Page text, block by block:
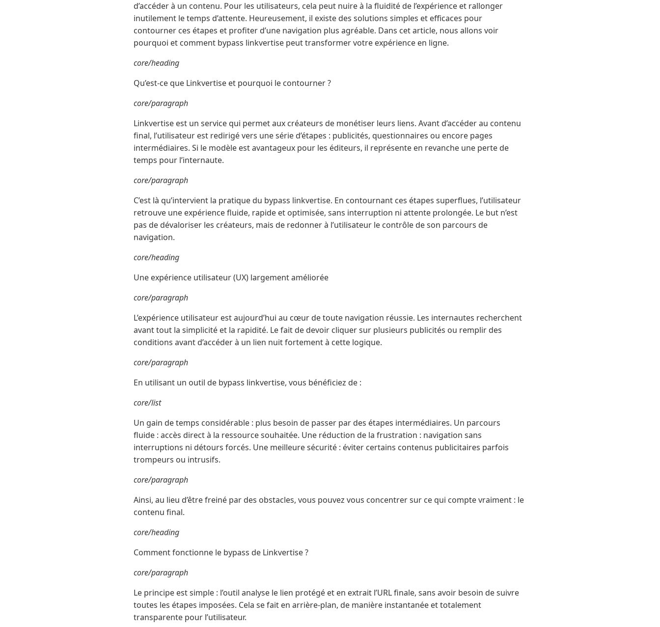
d’accéder à un contenu. Pour les utilisateurs, cela peut nuire à la fluidité de l’expérience et rallonger
inutilement le temps d’attente. Heureusement, il existe des solutions simples et efficaces pour
contourner ces étapes et profiter d’une navigation plus agréable. Dans cet article, nous allons voir
pourquoi et comment bypass linkvertise peut transformer votre expérience en ligne.
core/heading
Qu’est-ce que Linkvertise et pourquoi le contourner ?
core/paragraph
Linkvertise est un service qui permet aux créateurs de monétiser leurs liens. Avant d’accéder au contenu
final, l’utilisateur est redirigé vers une série d’étapes : publicités, questionnaires ou encore pages
intermédiaires. Si le modèle est avantageux pour les éditeurs, il représente en revanche une perte de
temps pour l’internaute.
core/paragraph
C’est là qu’intervient la pratique du bypass linkvertise. En contournant ces étapes superflues, l’utilisateur
retrouve une expérience fluide, rapide et optimisée, sans interruption ni attente prolongée. Le but n’est
pas de dévaloriser les créateurs, mais de redonner à l’utilisateur le contrôle de son parcours de
navigation.
core/heading
Une expérience utilisateur (UX) largement améliorée
core/paragraph
L’expérience utilisateur est aujourd’hui au cœur de toute navigation réussie. Les internautes recherchent
avant tout la simplicité et la rapidité. Le fait de devoir cliquer sur plusieurs publicités ou remplir des
conditions avant d’accéder à un lien nuit fortement à cette logique.
core/paragraph
En utilisant un outil de bypass linkvertise, vous bénéficiez de :
core/list
Un gain de temps considérable : plus besoin de passer par des étapes intermédiaires. Un parcours
fluide : accès direct à la ressource souhaitée. Une réduction de la frustration : navigation sans
interruptions ni détours forcés. Une meilleure sécurité : éviter certains contenus publicitaires parfois
trompeurs ou intrusifs.
core/paragraph
Ainsi, au lieu d’être freiné par des obstacles, vous pouvez vous concentrer sur ce qui compte vraiment : le
contenu final.
core/heading
Comment fonctionne le bypass de Linkvertise ?
core/paragraph
Le principe est simple : l’outil analyse le lien protégé et en extrait l’URL finale, sans avoir besoin de suivre
toutes les étapes imposées. Cela se fait en arrière-plan, de manière instantanée et totalement
transparente pour l’utilisateur.